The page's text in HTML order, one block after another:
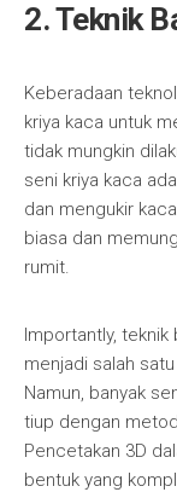
2. Teknik
Keberadaan
kriya kaca untuk
tidak mungkin
seni kriya kaca
dan mengukir
biasa dan
rumit.
Importantly,
menjadi salah
Namun, banyak
tiup dengan
Pencetakan 3D
bentuk yang